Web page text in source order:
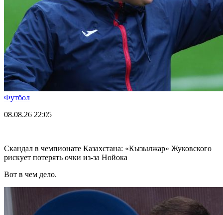
Футбол
08.08.26 22:05
Скандал в чемпионате Казахстана: «Кызылжар» Жуковского
рискует потерять очки из-за Нойока
Вот в чем дело.